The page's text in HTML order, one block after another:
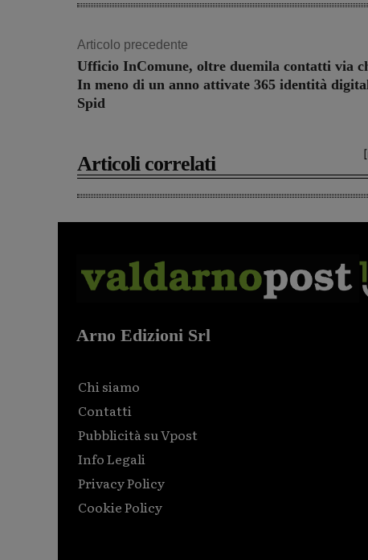
Articolo precedente
Ufficio InComune, oltre duemila contatti via
In meno di un anno attivate 365 identità
Spid
Articoli correlati
Arno Edizioni Srl
Chi siamo
Contatti
Pubblicità su Vpost
Info Legali
Privacy Policy
Cookie Policy